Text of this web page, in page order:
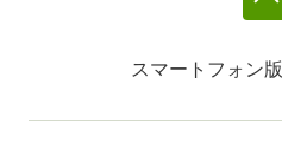
スマートフォン版